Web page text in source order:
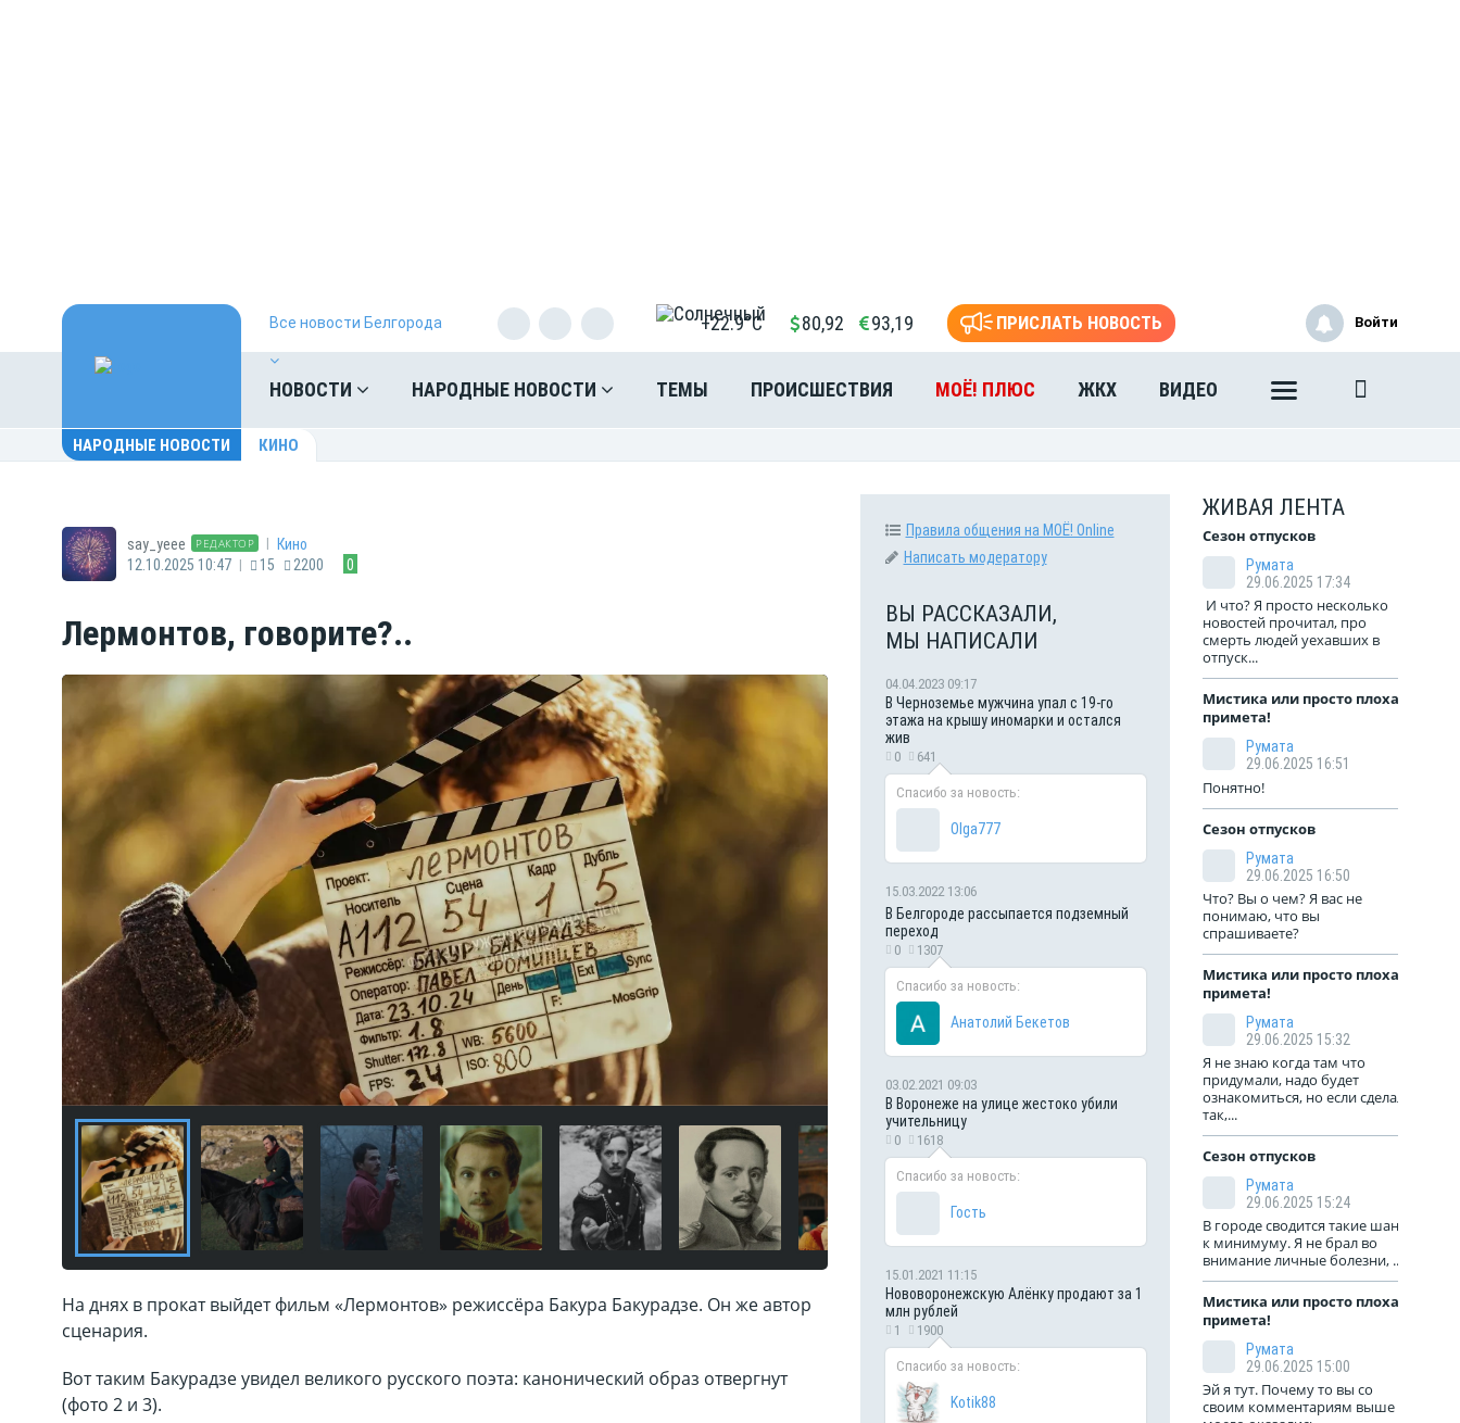
Все новости Белгорода +22.9°C 80,92 93,19 ПРИСЛАТЬ НОВОСТЬ
НОВОСТИ НАРОДНЫЕ НОВОСТИ ТЕМЫ ПРОИСШЕСТВИЯ МОЁ! ПЛЮС ЖКХ ВИДЕО
Войти
НАРОДНЫЕ НОВОСТИ КИНО
say_yeee РЕДАКТОР |
Кино
12.10.2025 10:47 | 15 2200 0
Лермонтов, говорите?..
На днях в прокат выйдет фильм «Лермонтов» режиссёра Бакура Бакурадзе. Он же автор
сценария.
Вот таким Бакурадзе увидел великого русского поэта: канонический образ отвергнут
(фото 2 и 3).
Правила общения на МОЁ! Online
Написать модератору
ВЫ РАССКАЗАЛИ,
МЫ НАПИСАЛИ
04.04.2023 09:17
В Черноземье мужчина упал с 19-го
этажа на крышу иномарки и остался
жив
0 641
Спасибо за новость:
Olga777
15.03.2022 13:06
В Белгороде рассыпается подземный
переход
0 1307
Спасибо за новость:
Анатолий Бекетов
03.02.2021 09:03
В Воронеже на улице жестоко убили
учительницу
0 1618
Спасибо за новость:
Гость
15.01.2021 11:15
Нововоронежскую Алёнку продают за 1
млн рублей
1 1900
Спасибо за новость:
Kotik88
ЖИВАЯ ЛЕНТА
Сезон отпусков
Румата
29.06.2025 17:34
И что? Я просто несколько
новостей прочитал, про
смерть людей уехавших в
отпуск...
Мистика или просто плохая
примета!
Румата
29.06.2025 16:51
Понятно!
Сезон отпусков
Румата
29.06.2025 16:50
Что? Вы о чем? Я вас не
понимаю, что вы
спрашиваете?
Мистика или просто плохая
примета!
Румата
29.06.2025 15:32
Я не знаю когда там что
придумали, надо будет
ознакомиться, но если сделали
так,...
Сезон отпусков
Румата
29.06.2025 15:24
В городе сводится такие шансы
к минимуму. Я не брал во
внимание личные болезни, ...
Мистика или просто плохая
примета!
Румата
29.06.2025 15:00
Эй я тут. Почему то вы со
своим комментариям выше